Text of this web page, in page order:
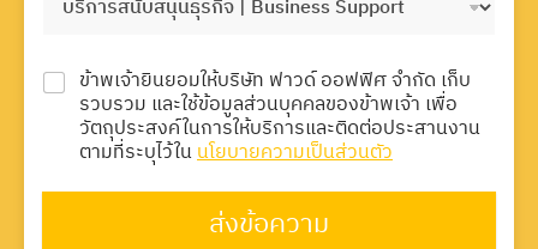
ข้าพเจ้ายินยอมให้บริษัท ฟาวด์ ออฟฟิศ จำกัด เก็บ
รวบรวม และใช้ข้อมูลส่วนบุคคลของข้าพเจ้า เพื่อ
วัตถุประสงค์ในการให้บริการและติดต่อประสานงาน
ตามที่ระบุไว้ในนโยบายความเป็นส่วนตัว
ส่งข้อความ